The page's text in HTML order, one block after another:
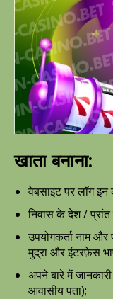
खाता बनाना:
वेबसाइट पर लॉग
निवास के देश / प्रांत
उपयोगकर्ता नाम
मुद्रा और इंटरफ़ेस
अपने बारे में
आवासीय पता);